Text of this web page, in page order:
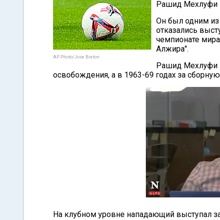
AP Photo/Jose Breton
Рашид Мехлуфи
Он был одним из
отказались
чемпионате
Алжира".
Рашид Мехлуфи
освобождения, а в 1963-69 годах за
На клубном уровне нападающий выступал